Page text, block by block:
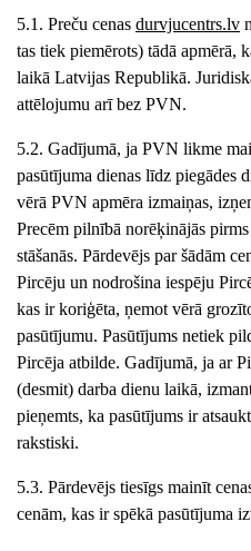
5.1. Preču cenas durvjucentrs.lv
tas tiek piemērots) tādā apmērā,
laikā Latvijas Republikā.
attēlojumu arī bez PVN.
5.2. Gadījumā, ja PVN likme
pasūtījuma dienas līdz piegādes
vērā PVN apmēra izmaiņas,
Precēm pilnībā norēķinājās
stāšanās. Pārdevējs par šādām
Pircēju un nodrošina iespēju
kas ir koriģēta, ņemot vērā
pasūtījumu. Pasūtījums netiek
Pircēja atbilde. Gadījumā, ja ar
(desmit) darba dienu laikā,
pieņemts, ka pasūtījums ir
rakstiski.
5.3. Pārdevējs tiesīgs mainīt
cenām, kas ir spēkā pasūtījuma